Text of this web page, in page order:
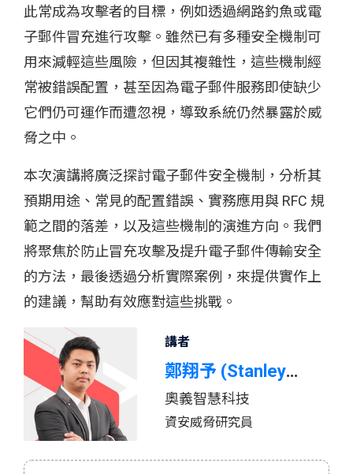
此常成為攻擊者的目標，例如透過網路釣魚或電
子郵件冒充進行攻擊。雖然已有多種安全機制可
用來減輕這些風險，但因其複雜性，這些機制經
常被錯誤配置，甚至因為電子郵件服務即使缺少
它們仍可運作而遭忽視，導致系統仍然暴露於威
脅之中。
本次演講將廣泛探討電子郵件安全機制，分析其
預期用途、常見的配置錯誤、實務應用與 RFC 規
範之間的落差，以及這些機制的演進方向。我們
將聚焦於防止冒充攻擊及提升電子郵件傳輸安全
的方法，最後透過分析實際案例，來提供實作上
的建議，幫助有效應對這些挑戰。
講者
鄭翔予 (Stanley
Cheng)
奧義智慧科技
資安威脅研究員